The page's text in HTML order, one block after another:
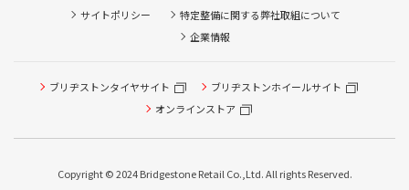
サイトポリシー
特定整備に関する弊社取組について
企業情報
ブリヂストンタイヤサイト
ブリヂストンホイールサイト
オンラインストア
Copyright © 2024 Bridgestone Retail Co.,Ltd. All rights Reserved.
タイヤ点検・安全点検/タイヤ履き替え/オイル交換/その他
ピット作業の予約
本日のタイヤ履き替え順番待ち予約 ※クローク契約会員の